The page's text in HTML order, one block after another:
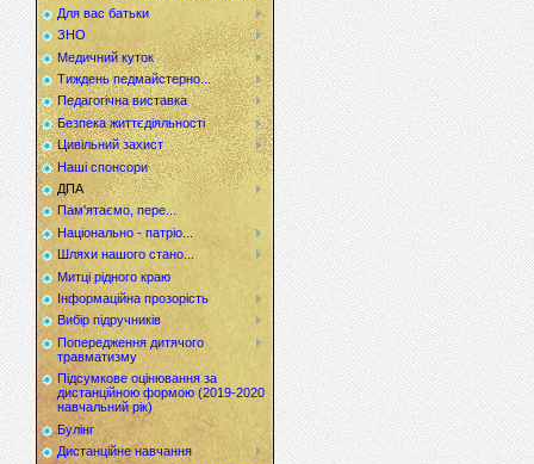
Для вас батьки
ЗНО
Медичний куток
Тиждень педмайстерно...
Педагогічна виставка
Безпека життєдіяльності
Цивільний захист
Наші спонсори
ДПА
Пам'ятаємо, пере...
Національно - патріо...
Шляхи нашого стано...
Митці рідного краю
Інформаційна прозорість
Вибір підручників
Попередження дитячого
травматизму
Підсумкове оцінювання за
дистанційною формою (2019-2020
навчальний рік)
Булінг
Дистанційне навчання